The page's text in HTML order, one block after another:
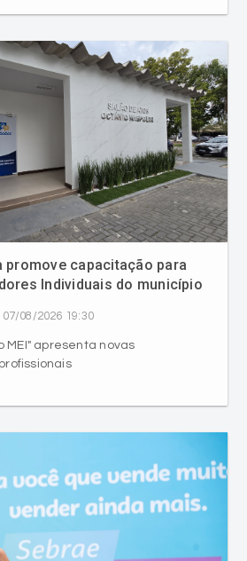
promove capacitação para
Individuais do município
07/08/2026 19:30
MEI" apresenta novas